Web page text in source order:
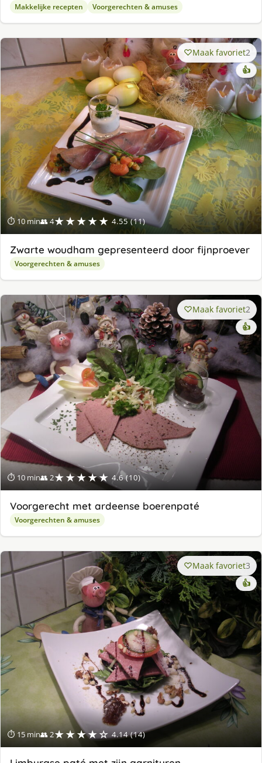
Makkelijke recepten Voorgerechten & amuses
⏱ 10 min👥 4★★★★★ 4.55 (11)
Maak favoriet2
👍
Zwarte woudham gepresenteerd door fijnproever
Voorgerechten & amuses
⏱ 10 min👥 2★★★★★ 4.6 (10)
Maak favoriet2
👍
Voorgerecht met ardeense boerenpaté
Voorgerechten & amuses
⏱ 15 min👥 2★★★★☆ 4.14 (14)
Maak favoriet3
👍